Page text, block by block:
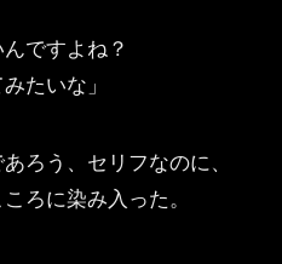
ですよね？
たいな」
ろう、セリフなのに、
ろに染み入った。